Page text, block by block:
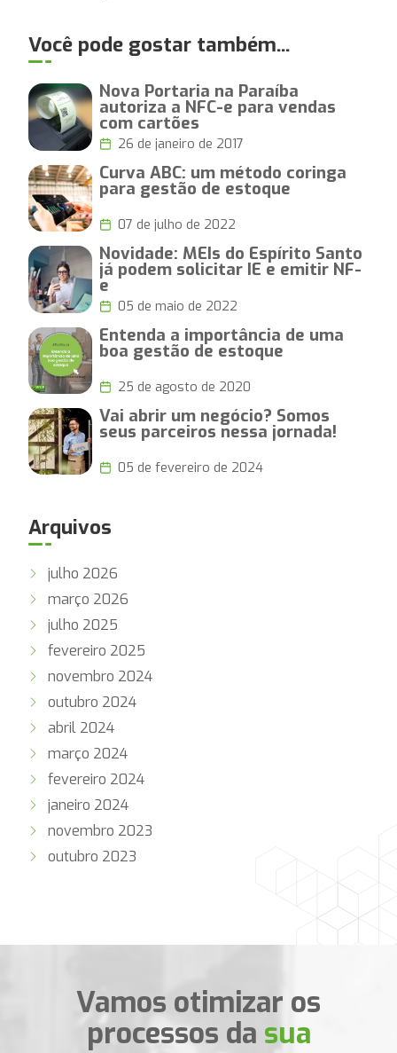
Você pode gostar também...
Nova Portaria na Paraíba
autoriza a NFC-e para vendas
com cartões
26 de janeiro de 2017
Curva ABC: um método coringa
para gestão de estoque
07 de julho de 2022
Novidade: MEIs do Espírito Santo
já podem solicitar IE e emitir NF-
e
05 de maio de 2022
Entenda a importância de uma
boa gestão de estoque
25 de agosto de 2020
Vai abrir um negócio? Somos
seus parceiros nessa jornada!
05 de fevereiro de 2024
Arquivos
julho 2026
março 2026
julho 2025
fevereiro 2025
novembro 2024
outubro 2024
abril 2024
março 2024
fevereiro 2024
janeiro 2024
novembro 2023
outubro 2023
Vamos otimizar os
processos da sua